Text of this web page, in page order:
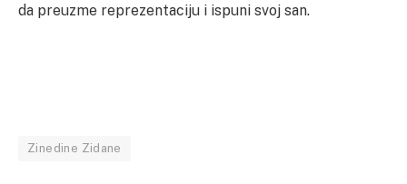
da preuzme reprezentaciju i ispuni svoj san.
Zinedine Zidane